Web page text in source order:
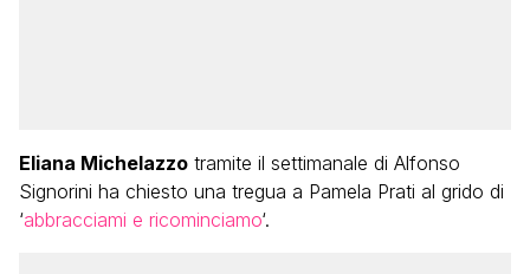
Eliana Michelazzo tramite il settimanale di Alfonso
Signorini ha chiesto una tregua a Pamela Prati al grido di
‘abbracciami e ricominciamo‘.